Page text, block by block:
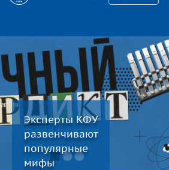
Эксперты КФУ
развенчивают
популярные
мифы